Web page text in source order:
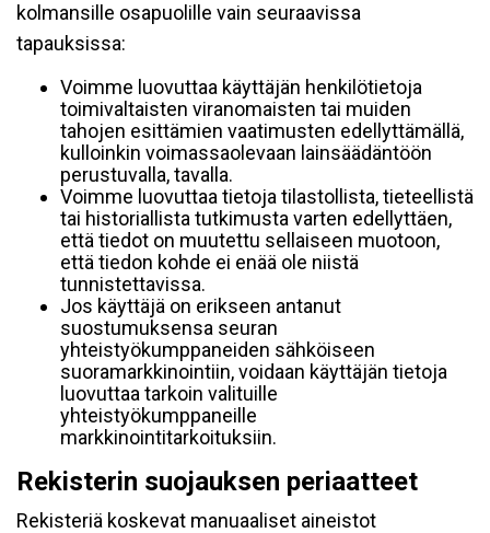
kolmansille osapuolille vain seuraavissa
tapauksissa:
Voimme luovuttaa käyttäjän henkilötietoja
toimivaltaisten viranomaisten tai muiden
tahojen esittämien vaatimusten edellyttämällä,
kulloinkin voimassaolevaan lainsäädäntöön
perustuvalla, tavalla.
Voimme luovuttaa tietoja tilastollista, tieteellistä
tai historiallista tutkimusta varten edellyttäen,
että tiedot on muutettu sellaiseen muotoon,
että tiedon kohde ei enää ole niistä
tunnistettavissa.
Jos käyttäjä on erikseen antanut
suostumuksensa seuran
yhteistyökumppaneiden sähköiseen
suoramarkkinointiin, voidaan käyttäjän tietoja
luovuttaa tarkoin valituille
yhteistyökumppaneille
markkinointitarkoituksiin.
Rekisterin suojauksen periaatteet
Rekisteriä koskevat manuaaliset aineistot